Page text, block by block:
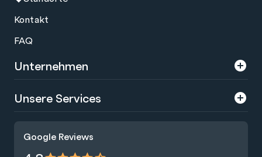
Google Reviews
Kontakt
FAQ
Unternehmen
Über uns
Presse
Unsere Services